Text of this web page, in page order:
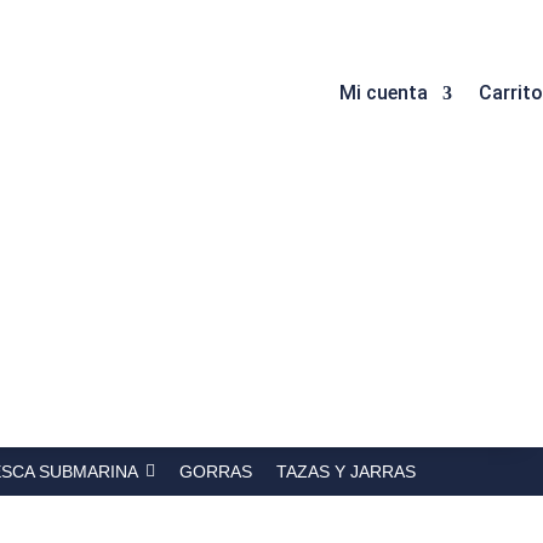
Mi cuenta Carrito
SUBMARINA GORRAS TAZAS Y JARRAS